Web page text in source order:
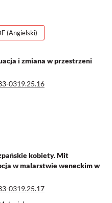
(Angielski)
i zmiana w przestrzeni
0319.25.16
kobiety. Mit
w malarstwie weneckim w
0319.25.17